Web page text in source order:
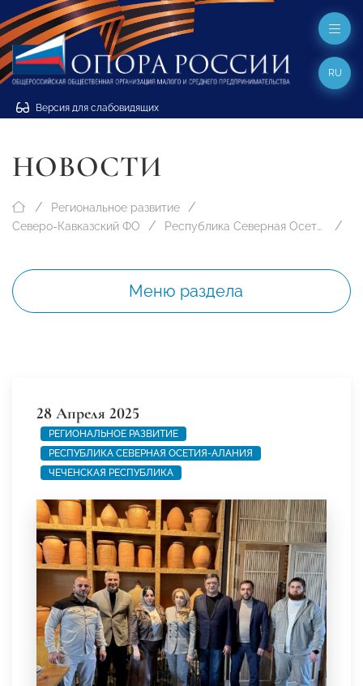
Версия для слабовидящих
RU
НОВОСТИ
Региональное развитие
Северо-Кавказский ФО
Республика Северная Осетия-Алания
Меню раздела
28 Апреля 2025
РЕГИОНАЛЬНОЕ РАЗВИТИЕ
РЕСПУБЛИКА СЕВЕРНАЯ ОСЕТИЯ-АЛАНИЯ
ЧЕЧЕНСКАЯ РЕСПУБЛИКА